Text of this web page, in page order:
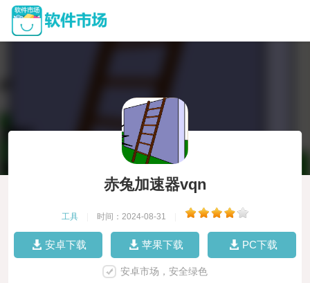
赤兔加速器vqn
工具 时间：2024-08-31
安卓下载 苹果下载 PC下载
安卓市场，安全绿色